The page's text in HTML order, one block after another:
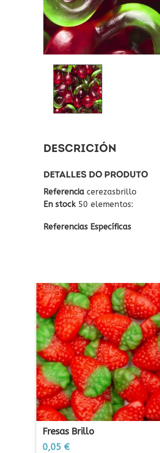
DESCRICIÓN
DETALLES DO PRODUTO
Referencia cerezasbrillo
En stock 50 elementos:
Referencias Específicas
Fresas Brillo
Prezo
0,05 €